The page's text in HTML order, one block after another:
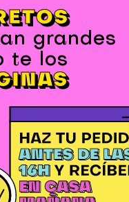
grandes
te los